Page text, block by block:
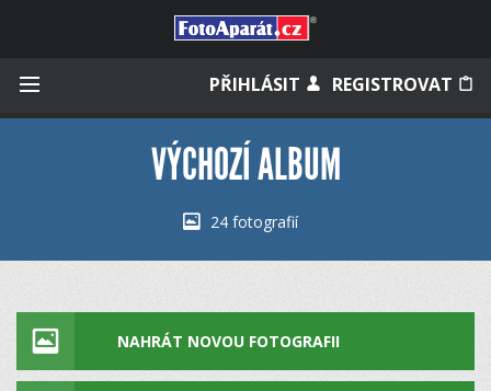
PŘIHLÁSIT REGISTROVAT
Měli jste účet na starém webu?
VÝCHOZÍ ALBUM
24 fotografií
NAHRÁT NOVOU FOTOGRAFII